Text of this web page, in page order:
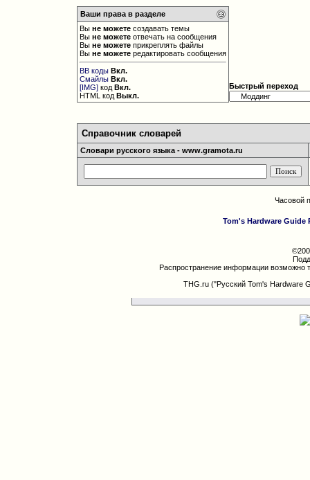
Ваши права в разделе
Выне можете создавать темы
Выне можете отвечать на сообщения
Выне можете прикреплять файлы
Выне можете редактировать сообщения
BB коды Вкл.
Смайлы Вкл.
[IMG] кодВкл.
HTML кодВыкл.
Быстрый переход
Справочник словарей
Словари русского языка - www.gramota.ru
Часовой
Tom's Hardware Guide
Распространение информации возможно
THG.ru ("Русский Tom's Hardware